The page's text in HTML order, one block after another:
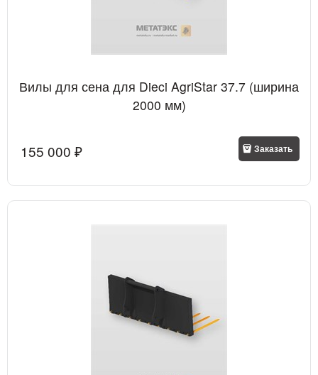
Вилы для сена для Dieci AgriStar 37.7 (ширина
2000 мм)
155 000 ₽ Заказать